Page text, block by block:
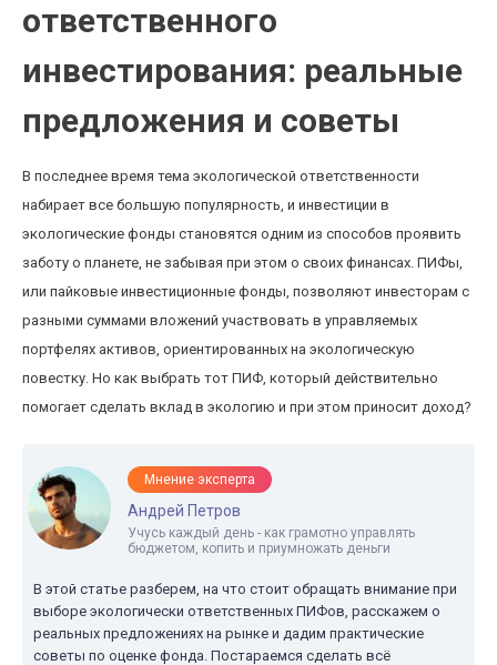
ответственного
инвестирования: реальные
предложения и советы
В последнее время тема экологической ответственности
набирает все большую популярность, и инвестиции в
экологические фонды становятся одним из способов проявить
заботу о планете, не забывая при этом о своих финансах. ПИФы,
или пайковые инвестиционные фонды, позволяют инвесторам с
разными суммами вложений участвовать в управляемых
портфелях активов, ориентированных на экологическую
повестку. Но как выбрать тот ПИФ, который действительно
помогает сделать вклад в экологию и при этом приносит доход?
Мнение эксперта
Андрей Петров
Учусь каждый день - как грамотно управлять
бюджетом, копить и приумножать деньги
В этой статье разберем, на что стоит обращать внимание при
выборе экологически ответственных ПИФов, расскажем о
реальных предложениях на рынке и дадим практические
советы по оценке фонда. Постараемся сделать всё